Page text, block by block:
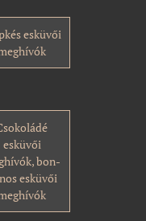
esküvői
esküvői
bon-
esküvői